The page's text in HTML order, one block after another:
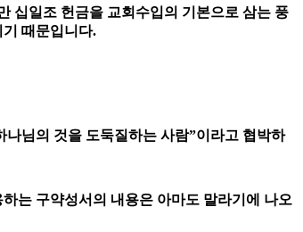
십일조 헌금을 교회수입의 기본으로 삼는 풍
때문입니다.
님의 것을 도둑질하는 사람”이라고 협박하
는 구약성서의 내용은 아마도 말라기에 나오